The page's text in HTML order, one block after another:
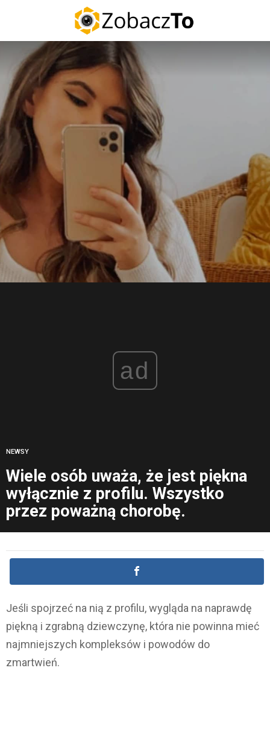
ad
NEWSY
Wiele osób uważa, że jest piękna
wyłącznie z profilu. Wszystko
przez poważną chorobę.
Jeśli spojrzeć na nią z profilu, wygląda na naprawdę
piękną i zgrabną dziewczynę, która nie powinna mieć
najmniejszych kompleksów i powodów do
zmartwień.